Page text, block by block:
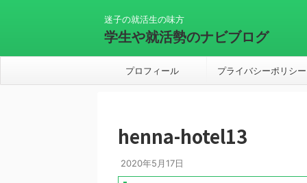
迷子の就活生の味方
学生や就活勢のナビブログ
プロフィール プライバシーポリシー
henna-hotel13
2020年5月17日